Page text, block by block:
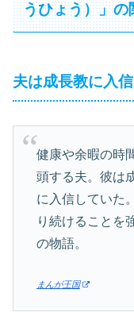
うひょう）」の
夫は成長教に入
健康や余暇の時
頭する夫。彼は
に入信していた
り続けることを
の物語。
まんが王国